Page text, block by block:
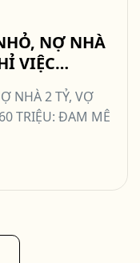
NỢ NHÀ
VIỆC
HAY QUÁ
NHÀ 2 TỶ, VỢ
TRIỆU: ĐAM MÊ